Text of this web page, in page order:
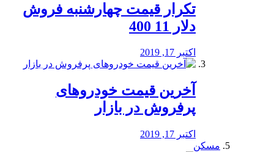
تکرار قیمت چهارشنبه فروش
دلار 11 400
اکتبر 17, 2019
آخرین قیمت خودرو‌های
پرفروش در بازار
اکتبر 17, 2019
مسکن